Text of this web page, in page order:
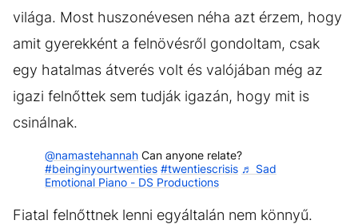
világa. Most huszonévesen néha azt érzem, hogy
amit gyerekként a felnövésről gondoltam, csak
egy hatalmas átverés volt és valójában még az
igazi felnőttek sem tudják igazán, hogy mit is
csinálnak.
@namastehannah Can anyone relate?
#beinginyourtwenties #twentiescrisis ♬ Sad
Emotional Piano - DS Productions
Fiatal felnőttnek lenni egyáltalán nem könnyű.